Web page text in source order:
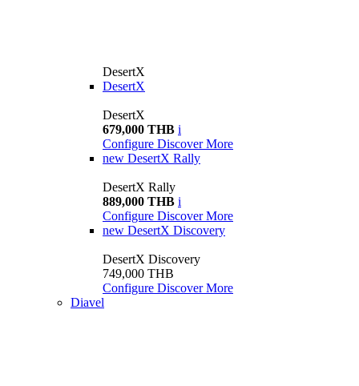
DesertX
DesertX
DesertX
679,000 THB i
Configure Discover More
new DesertX Rally
DesertX Rally
889,000 THB i
Configure Discover More
new DesertX Discovery
DesertX Discovery
749,000 THB
Configure Discover More
Diavel